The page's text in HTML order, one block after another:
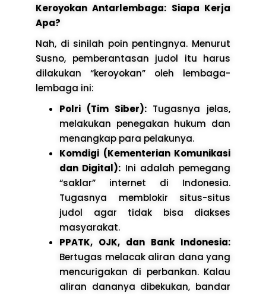
Keroyokan Antarlembaga: Siapa Kerja
Apa?
Nah, di sinilah poin pentingnya. Menurut
Susno, pemberantasan judol itu harus
dilakukan “keroyokan” oleh lembaga-
lembaga ini:
Polri (Tim Siber):Tugasnya jelas,
melakukan penegakan hukum dan
menangkap para pelakunya.
Komdigi (Kementerian Komunikasi
dan Digital): Ini adalah pemegang
“saklar” internet di Indonesia.
Tugasnya memblokir situs-situs
judol agar tidak bisa diakses
masyarakat.
PPATK, OJK, dan Bank Indonesia:
Bertugas melacak aliran dana yang
mencurigakan di perbankan. Kalau
aliran dananya dibekukan, bandar